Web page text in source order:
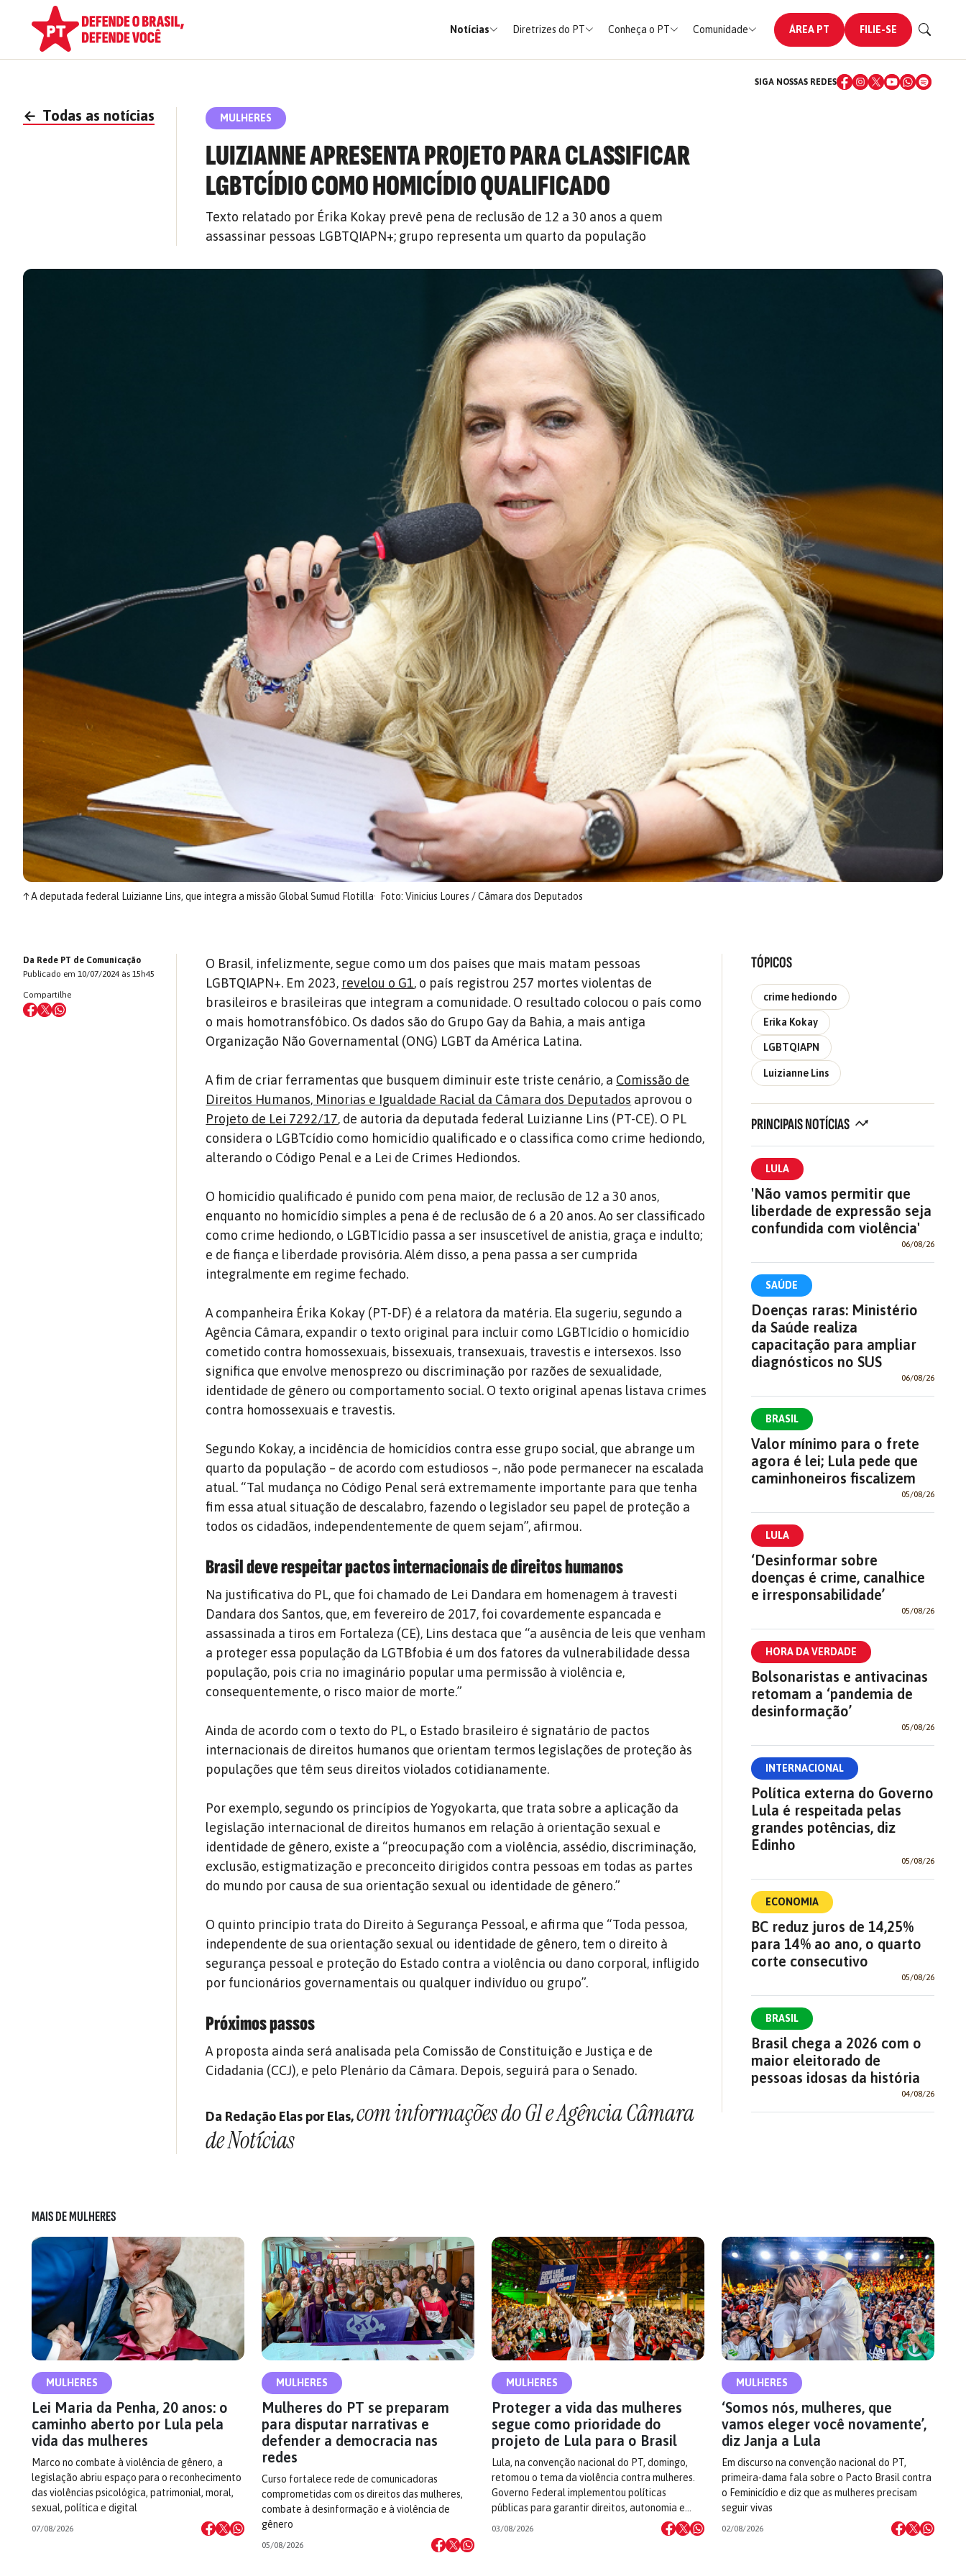
Notícias Diretrizes do PT Conheça o PT Comunidade ÁREA PT FILIE-SE
SIGA NOSSAS REDES
← Todas as notícias MULHERES
LUIZIANNE APRESENTA PROJETO PARA CLASSIFICAR
LGBTCÍDIO COMO HOMICÍDIO QUALIFICADO
Texto relatado por Érika Kokay prevê pena de reclusão de 12 a 30 anos a quem
assassinar pessoas LGBTQIAPN+; grupo representa um quarto da população
↑A deputada federal Luizianne Lins, que integra a missão Global Sumud Flotilla Foto: Vinicius Loures / Câmara dos Deputados
Da Rede PT de Comunicação
Publicado em 10/07/2024 às 15h45
Compartilhe
O Brasil, infelizmente, segue como um dos países que mais matam pessoas
LGBTQIAPN+. Em 2023, revelou o G1, o país registrou 257 mortes violentas de
brasileiros e brasileiras que integram a comunidade. O resultado colocou o país como
o mais homotransfóbico. Os dados são do Grupo Gay da Bahia, a mais antiga
Organização Não Governamental (ONG) LGBT da América Latina.
A fim de criar ferramentas que busquem diminuir este triste cenário, a Comissão de
Direitos Humanos, Minorias e Igualdade Racial da Câmara dos Deputados aprovou o
Projeto de Lei 7292/17, de autoria da deputada federal Luizianne Lins (PT-CE). O PL
considera o LGBTcídio como homicídio qualificado e o classifica como crime hediondo,
alterando o Código Penal e a Lei de Crimes Hediondos.
O homicídio qualificado é punido com pena maior, de reclusão de 12 a 30 anos,
enquanto no homicídio simples a pena é de reclusão de 6 a 20 anos. Ao ser classificado
como crime hediondo, o LGBTIcídio passa a ser insuscetível de anistia, graça e indulto;
e de fiança e liberdade provisória. Além disso, a pena passa a ser cumprida
integralmente em regime fechado.
A companheira Érika Kokay (PT-DF) é a relatora da matéria. Ela sugeriu, segundo a
Agência Câmara, expandir o texto original para incluir como LGBTIcídio o homicídio
cometido contra homossexuais, bissexuais, transexuais, travestis e intersexos. Isso
significa que envolve menosprezo ou discriminação por razões de sexualidade,
identidade de gênero ou comportamento social. O texto original apenas listava crimes
contra homossexuais e travestis.
Segundo Kokay, a incidência de homicídios contra esse grupo social, que abrange um
quarto da população – de acordo com estudiosos –, não pode permanecer na escalada
atual. “Tal mudança no Código Penal será extremamente importante para que tenha
fim essa atual situação de descalabro, fazendo o legislador seu papel de proteção a
todos os cidadãos, independentemente de quem sejam”, afirmou.
Brasil deve respeitar pactos internacionais de direitos humanos
Na justificativa do PL, que foi chamado de Lei Dandara em homenagem à travesti
Dandara dos Santos, que, em fevereiro de 2017, foi covardemente espancada e
assassinada a tiros em Fortaleza (CE), Lins destaca que “a ausência de leis que venham
a proteger essa população da LGTBfobia é um dos fatores da vulnerabilidade dessa
população, pois cria no imaginário popular uma permissão à violência e,
consequentemente, o risco maior de morte.”
Ainda de acordo com o texto do PL, o Estado brasileiro é signatário de pactos
internacionais de direitos humanos que orientam termos legislações de proteção às
populações que têm seus direitos violados cotidianamente.
Por exemplo, segundo os princípios de Yogyokarta, que trata sobre a aplicação da
legislação internacional de direitos humanos em relação à orientação sexual e
identidade de gênero, existe a “preocupação com a violência, assédio, discriminação,
exclusão, estigmatização e preconceito dirigidos contra pessoas em todas as partes
do mundo por causa de sua orientação sexual ou identidade de gênero.”
O quinto princípio trata do Direito à Segurança Pessoal, e afirma que “Toda pessoa,
independente de sua orientação sexual ou identidade de gênero, tem o direito à
segurança pessoal e proteção do Estado contra a violência ou dano corporal, infligido
por funcionários governamentais ou qualquer indivíduo ou grupo”.
Próximos passos
A proposta ainda será analisada pela Comissão de Constituição e Justiça e de
Cidadania (CCJ), e pelo Plenário da Câmara. Depois, seguirá para o Senado.
Da Redação Elas por Elas, com informações do G1 e Agência Câmara
de Notícias
TÓPICOS
crime hediondo
Erika Kokay
LGBTQIAPN
Luizianne Lins
PRINCIPAIS NOTÍCIAS
LULA
'Não vamos permitir que
liberdade de expressão seja
confundida com violência'
06/08/26
SAÚDE
Doenças raras: Ministério
da Saúde realiza
capacitação para ampliar
diagnósticos no SUS
06/08/26
BRASIL
Valor mínimo para o frete
agora é lei; Lula pede que
caminhoneiros fiscalizem
05/08/26
LULA
‘Desinformar sobre
doenças é crime, canalhice
e irresponsabilidade’
05/08/26
HORA DA VERDADE
Bolsonaristas e antivacinas
retomam a ‘pandemia de
desinformação’
05/08/26
INTERNACIONAL
Política externa do Governo
Lula é respeitada pelas
grandes potências, diz
Edinho
05/08/26
ECONOMIA
BC reduz juros de 14,25%
para 14% ao ano, o quarto
corte consecutivo
05/08/26
BRASIL
Brasil chega a 2026 com o
maior eleitorado de
pessoas idosas da história
04/08/26
MAIS DE MULHERES
MULHERES
Lei Maria da Penha, 20 anos: o
caminho aberto por Lula pela
vida das mulheres
Marco no combate à violência de gênero, a
legislação abriu espaço para o reconhecimento
das violências psicológica, patrimonial, moral,
sexual, política e digital
07/08/2026
MULHERES
Mulheres do PT se preparam
para disputar narrativas e
defender a democracia nas
redes
Curso fortalece rede de comunicadoras
comprometidas com os direitos das mulheres,
combate à desinformação e à violência de
gênero
05/08/2026
MULHERES
Proteger a vida das mulheres
segue como prioridade do
projeto de Lula para o Brasil
Lula, na convenção nacional do PT, domingo,
retomou o tema da violência contra mulheres.
Governo Federal implementou políticas
públicas para garantir direitos, autonomia e…
03/08/2026
MULHERES
‘Somos nós, mulheres, que
vamos eleger você novamente’,
diz Janja a Lula
Em discurso na convenção nacional do PT,
primeira-dama fala sobre o Pacto Brasil contra
o Feminicídio e diz que as mulheres precisam
seguir vivas
02/08/2026